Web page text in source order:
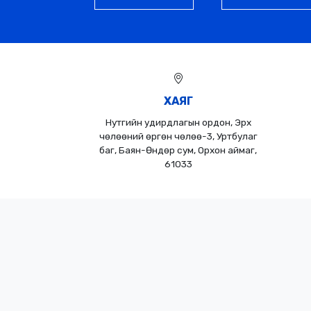
ХАЯГ
Нутгийн удирдлагын ордон, Эрх
чөлөөний өргөн чөлөө-3, Уртбулаг
баг, Баян-Өндөр сум, Орхон аймаг,
61033